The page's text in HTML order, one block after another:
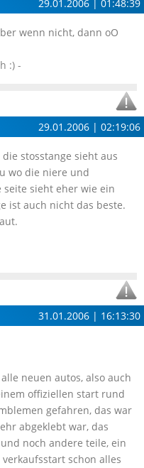
29.01.2006 | 01:48:39
wenn nicht, dann oO
:) -
29.01.2006 | 02:19:06
stosstange sieht aus
wo die niere und
sieht eher wie ein
ist auch nicht das beste.
31.01.2006 | 16:13:30
neuen autos, also auch
offiziellen start rund
gefahren, das war
abgeklebt war, das
noch andere teile, ein
schon alles